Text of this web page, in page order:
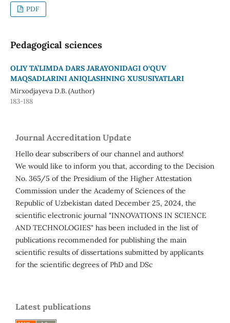
PDF
Pedagogical sciences
OLIY TA’LIMDA DARS JARAYONIDAGI O‘QUV
MAQSADLARINI ANIQLASHNING XUSUSIYATLARI
Mirxodjayeva D.B. (Author)
183-188
Journal Accreditation Update
Hello dear subscribers of our channel and authors!
We would like to inform you that, according to the Decision
No. 365/5 of the Presidium of the Higher Attestation
Commission under the Academy of Sciences of the
Republic of Uzbekistan dated December 25, 2024, the
scientific electronic journal "INNOVATIONS IN SCIENCE
AND TECHNOLOGIES" has been included in the list of
publications recommended for publishing the main
scientific results of dissertations submitted by applicants
for the scientific degrees of PhD and DSc
Latest publications